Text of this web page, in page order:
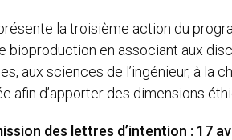
la troisième action du
bioproduction en associant aux
aux sciences de l’ingénieur, à la
afin d’apporter des dimensions
des lettres d’intention : 17